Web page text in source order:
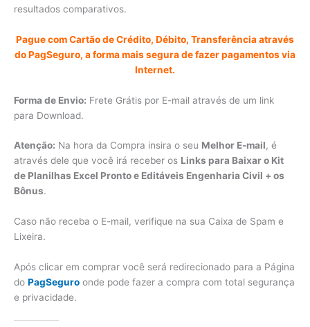
resultados comparativos.
Pague com Cartão de Crédito, Débito, Transferência através
do PagSeguro, a forma mais segura de fazer pagamentos via
Internet.
Forma de Envio: Frete Grátis por E-mail através de um link
para Download.
Atenção: Na hora da Compra insira o seu Melhor E-mail, é
através dele que você irá receber os Links para Baixar o Kit
de Planilhas Excel Pronto e Editáveis Engenharia Civil + os
Bônus.
Caso não receba o E-mail, verifique na sua Caixa de Spam e
Lixeira.
Após clicar em comprar você será redirecionado para a Página
do PagSeguro onde pode fazer a compra com total segurança
e privacidade.